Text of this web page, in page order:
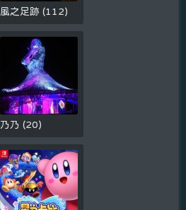
風之足跡(112)
乃乃(20)